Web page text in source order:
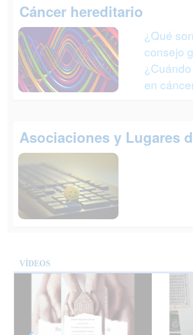
Cáncer hereditario
¿Qué
consejo
en
Asociaciones y Lugares
VÍDEOS